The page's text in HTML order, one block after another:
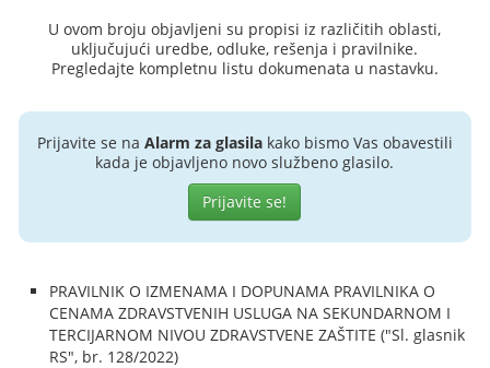
U ovom broju objavljeni su propisi iz različitih oblasti,
uključujući uredbe, odluke, rešenja i pravilnike.
Pregledajte kompletnu listu dokumenata u nastavku.
Prijavite se na Alarm za glasilakako bismo Vas obavestili
kada je objavljeno novo službeno glasilo.
Prijavite se!
PRAVILNIK O IZMENAMA I DOPUNAMA PRAVILNIKA O
CENAMA ZDRAVSTVENIH USLUGA NA SEKUNDARNOM I
TERCIJARNOM NIVOU ZDRAVSTVENE ZAŠTITE ("Sl. glasnik
RS", br. 128/2022)